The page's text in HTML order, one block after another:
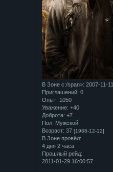
В Зоне с:/span>: 2007-11-11
Приглашений: 0
Опыт: 1050
Уважение: +40
Доброта: +7
Пол: Мужской
Возраст: 37 [1988-12-12]
В Зоне провёл:
4 дня 2 часа
Прошлый рейд:
2011-01-29 16:00:57